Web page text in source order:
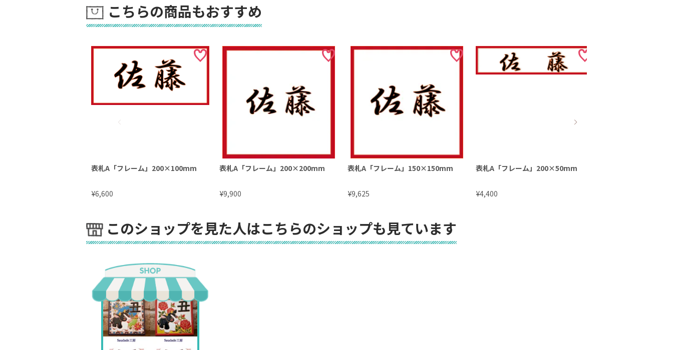
こちらの商品もおすすめ
表札A「フレーム」200×100mm
¥6,600
表札A「フレーム」200×200mm
¥9,900
表札A「フレーム」150×150mm
¥9,625
表札A「フレーム」200×50mm
¥4,400
このショップを見た人はこちらのショップも見ています